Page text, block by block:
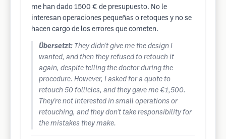
me han dado 1500 € de presupuesto. No le
interesan operaciones pequeñas o retoques y no se
hacen cargo de los errores que cometen.
Übersetzt: They didn't give me the design I
wanted, and then they refused to retouch it
again, despite telling the doctor during the
procedure. However, I asked for a quote to
retouch 50 follicles, and they gave me €1,500.
They're not interested in small operations or
retouching, and they don't take responsibility for
the mistakes they make.